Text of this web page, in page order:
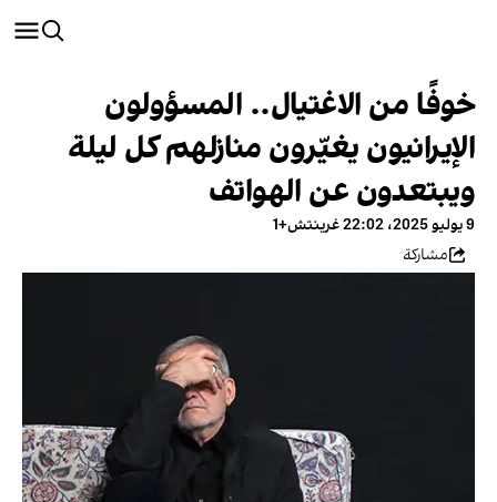
خوفًا من الاغتيال.. المسؤولون
الإيرانيون يغيّرون منازلهم كل ليلة
ويبتعدون عن الهواتف
9 يوليو 2025، 22:02 غرينتش+1
مشاركة